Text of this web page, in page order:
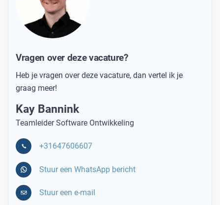
Vragen over deze vacature?
Heb je vragen over deze vacature, dan vertel ik je
graag meer!
Kay Bannink
Teamleider Software Ontwikkeling
+31647606607
Stuur een WhatsApp bericht
Stuur een e-mail